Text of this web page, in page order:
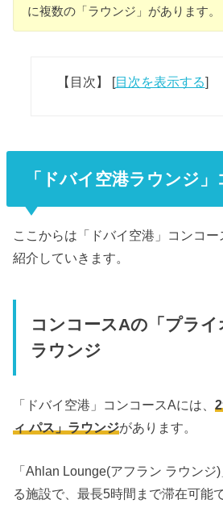
に複数の「ラウンジ」があります。
【目次】 [目次を表示する]
「ドバイ空港ラウンジ
ここからは「ドバイ空港」 コンコ
紹介していきます。
コンコースAの「プライ
ラウンジ
「ドバイ空港」コンコースAには、
ィ パス」ラウンジがあります。
「Ahlan Lounge(アフラン ラウン
る施設で、最長5時間まで滞在可能で